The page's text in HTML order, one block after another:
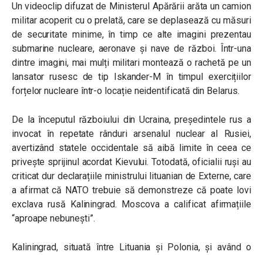
Un videoclip difuzat de Ministerul Apărării arăta un camion
militar acoperit cu o prelată, care se deplasează cu măsuri
de securitate minime, în timp ce alte imagini prezentau
submarine nucleare, aeronave și nave de război. Într-una
dintre imagini, mai mulți militari montează o rachetă pe un
lansator rusesc de tip Iskander-M în timpul exercițiilor
forțelor nucleare într-o locație neidentificată din Belarus.
De la începutul războiului din Ucraina, președintele rus a
invocat în repetate rânduri arsenalul nuclear al Rusiei,
avertizând statele occidentale să aibă limite în ceea ce
privește sprijinul acordat Kievului. Totodată, oficialii ruși au
criticat dur declarațiile ministrului lituanian de Externe, care
a afirmat că NATO trebuie să demonstreze că poate lovi
exclava rusă Kaliningrad. Moscova a calificat afirmațiile
“aproape nebunești”.
Kaliningrad, situată între Lituania și Polonia, și având o